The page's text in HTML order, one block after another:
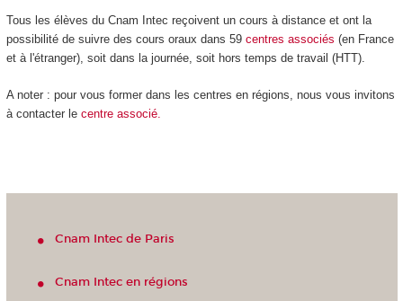
Tous les élèves du Cnam Intec reçoivent un cours à distance et ont la
possibilité de suivre des cours oraux dans 59 centres associés (en France
et à l'étranger), soit dans la journée, soit hors temps de travail (HTT).
A noter : pour vous former dans les centres en régions, nous vous invitons
à contacter le centre associé.
Cnam Intec de Paris
Cnam Intec en régions